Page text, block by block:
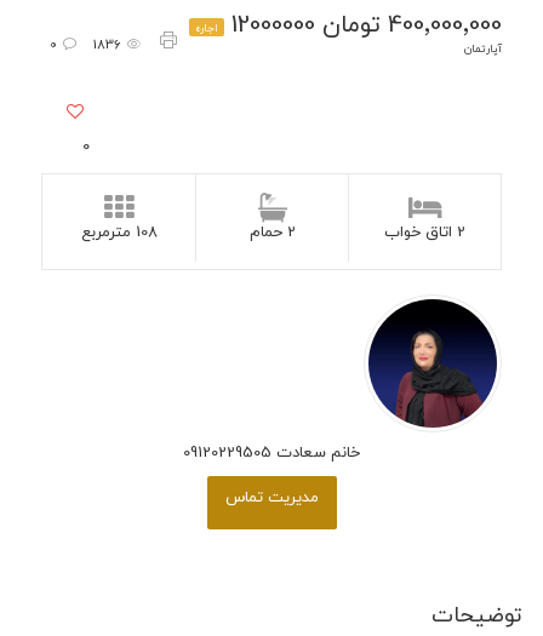
400٬000٬000 تومان 12000000
اجاره
آپارتمان
1836
0
108 مترمربع
خانم سعادت 09120229505
مدیریت تماس
توضیحات